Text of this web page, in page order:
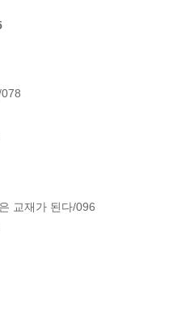
교재가 된다/096